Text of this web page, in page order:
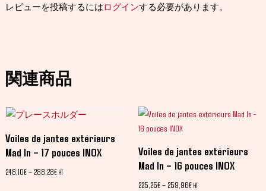
レビューを投稿するにはログインする必要があります。
関連商品
Voiles de jantes extérieurs
Mad In – 17 pouces INOX
248,10€– 288,28€ HT
Voiles de jantes extérieurs
Mad In – 16 pouces INOX
225,25€– 259,96€ HT